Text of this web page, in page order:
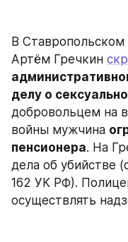
В
Артём Гречкин
делу о
добровольцем на
войны мужчина
пенсионера. На
дела об убийстве
162 УК РФ).
осуществлять